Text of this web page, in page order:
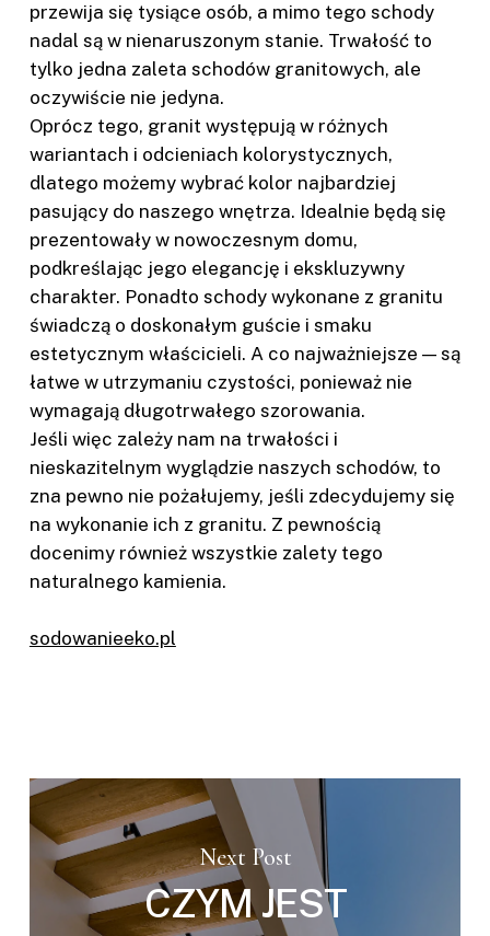
przewija się tysiące osób, a mimo tego schody
nadal są w nienaruszonym stanie. Trwałość to
tylko jedna zaleta schodów granitowych, ale
oczywiście nie jedyna.
Oprócz tego, granit występują w różnych
wariantach i odcieniach kolorystycznych,
dlatego możemy wybrać kolor najbardziej
pasujący do naszego wnętrza. Idealnie będą się
prezentowały w nowoczesnym domu,
podkreślając jego elegancję i ekskluzywny
charakter. Ponadto schody wykonane z granitu
świadczą o doskonałym guście i smaku
estetycznym właścicieli. A co najważniejsze — są
łatwe w utrzymaniu czystości, ponieważ nie
wymagają długotrwałego szorowania.
Jeśli więc zależy nam na trwałości i
nieskazitelnym wyglądzie naszych schodów, to
zna pewno nie pożałujemy, jeśli zdecydujemy się
na wykonanie ich z granitu. Z pewnością
docenimy również wszystkie zalety tego
naturalnego kamienia.
sodowanieeko.pl
Next Post
CZYM JEST